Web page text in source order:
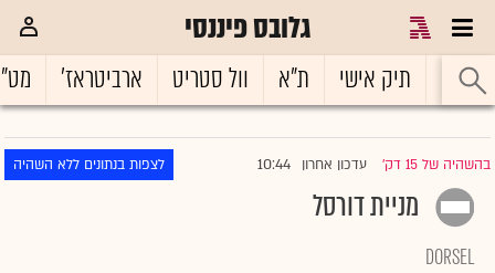
גלובס פיננסי
ראשי תיק אישי ת"א וול סטריט ארביטראז'
בהשהיה של 15 דק' |עדכון אחרון 10:44 לצפות בנתונים ללא השהיה
מניית דורסל
DORSEL